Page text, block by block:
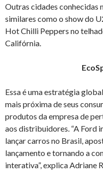
Outras cidades conhecidas
similares como o show do
Hot Chilli Peppers no
Califórnia.
Essa é uma estratégia
mais próxima de seus
produtos da empresa de
aos distribuidores. “A Ford
lançar carros no Brasil,
lançamento e tornando a
interativa”, explica Adriane